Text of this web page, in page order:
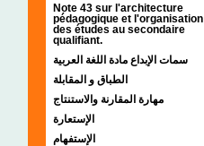
Note 43 sur l'architecture
pédagogique et l'organisation
des études au secondaire
qualifiant.
سمات الإبداع مادة اللغة العربية
الطباق و المقابلة
مهارة المقارنة والاستنتاج
الإستعارة
الإستفهام